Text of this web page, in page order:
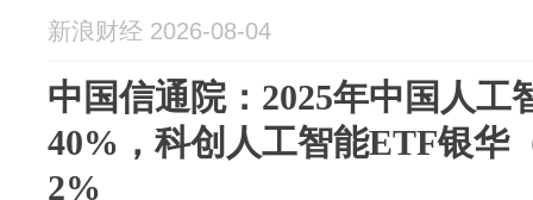
新浪财经 2026-08-04
中国信通院：2025年中国人工
40%，科创人工智能ETF银华
2%